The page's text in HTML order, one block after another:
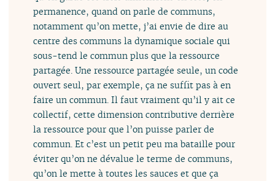
permanence, quand on parle de communs,
notamment qu’on mette, j’ai envie de dire au
centre des communs la dynamique sociale qui
sous-tend le commun plus que la ressource
partagée. Une ressource partagée seule, un code
ouvert seul, par exemple, ça ne suffit pas à en
faire un commun. Il faut vraiment qu’il y ait ce
collectif, cette dimension contributive derrière
la ressource pour que l’on puisse parler de
commun. Et c’est un petit peu ma bataille pour
éviter qu’on ne dévalue le terme de communs,
qu’on le mette à toutes les sauces et que ça